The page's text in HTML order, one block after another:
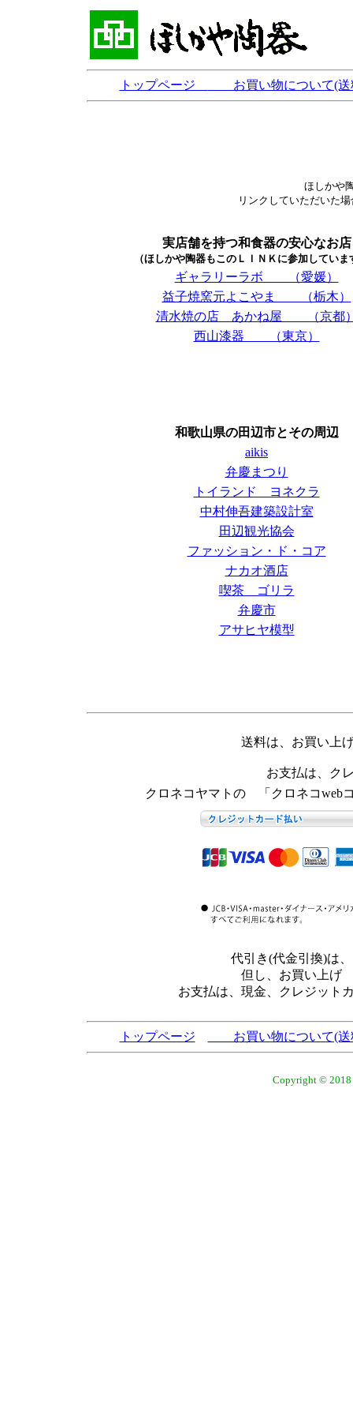
トップページ お買い物について(
ほしかや
リンクしていただいた
実店舗を持つ和食器の安心なお店
（ほしかや陶器もこのＬＩＮＫに参加していま
ギャラリーラボ （愛媛）
益子焼窯元よこやま （栃木）
清水焼の店 あかね屋 （京都
西山漆器 （東京）
和歌山県の田辺市とその周辺
aikis
弁慶まつり
トイランド ヨネクラ
中村伸吾建築設計室
田辺観光協会
ファッション・ド・コア
ナカオ酒店
喫茶 ゴリラ
弁慶市
アサヒヤ模型
送料は、お買い
お支払は、ク
クロネコヤマトの 「クロネコweb
代引き(代金引換)は
但し、お買い上げ
お支払は、現金、クレジット
トップページ お買い物について(
Copyright © 2018